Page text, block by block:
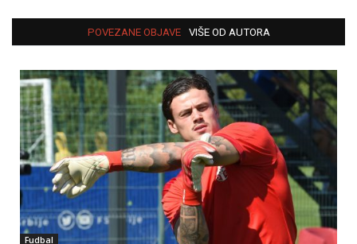
POVEZANE OBJAVE VIŠE OD AUTORA
Fudbal